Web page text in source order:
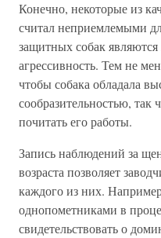
Конечно, некоторые из
считал неприемлемыми
защитных собак
агрессивность. Тем не
чтобы собака обладала
сообразительностью,
почитать его работы.
Запись наблюдений за
возраста позволяет
каждого из них.
однопометниками в
свидетельствовать о